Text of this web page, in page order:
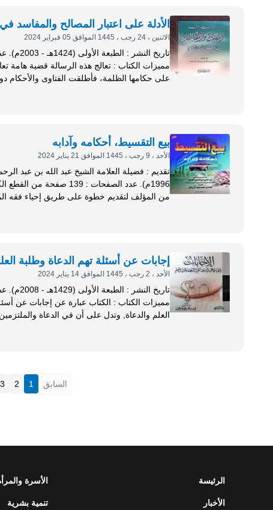
الأدلة على اعتبار المصالح والمفاسد
الاثنين ، 24 رجب ، 1445 الموافق 05 فبراير 2024
مميزات الكتاب : تعالج هذه الرسالة
بيع التقسيط، أحكامه وآدابه
الأحد ، 9 رجب ، 1445 الموافق 21 يناير 2024
من المؤلف لتقديم خطوة على طريق إحياء فقه
إجابات عن أسئلة تهم الدعاة وطلبة
الأحد ، 2 رجب ، 1445 الموافق 14 يناير 2024
مميزات الكتاب : الكتاب عبارة عن
العلم والدعاة, وتدل على أن في الدعاة
السابق 1
2
3
الرئيسة
الأخبار
الأسرة
تنمية بشرية